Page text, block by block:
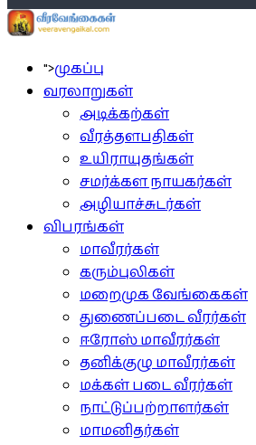
">முகப்பு
வரலாறுகள்
அடிக்கற்கள்
வீரத்தளபதிகள்
உயிராயுதங்கள்
சமர்க்கள நாயகர்கள்
அழியாச்சுடர்கள்
விபரங்கள்
மாவீரர்கள்
கரும்புலிகள்
மறைமுக வேங்கைகள்
துணைப்படை வீரர்கள்
ஈரோஸ் மாவீரர்கள்
தனிக்குழு மாவீரர்கள்
மக்கள் படை வீரர்கள்
நாட்டுப்பற்றாளர்கள்
மாமனிதர்கள்